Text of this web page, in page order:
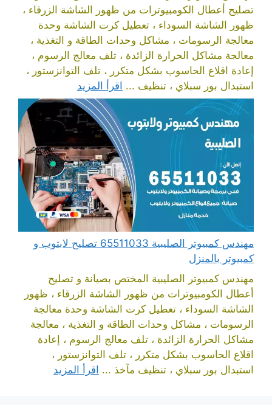
تصليح أعطال الكومبيوترات من ظهور الشاشة الزرقاء ،
ظهور الشاشة السوداء ، تعطيل كرت الشاشة وحدة
معالجة الرسومات ، مشاكل وحدات الطاقة و التغذية ،
معالجة مشاكل الحرارة الزائدة ، تلف معالج الرسوم ،
إعادة اقلاع الحاسوب بشكل متكرر ، تلف التوانزستور ،
استبدال بور سبلاي ، تنظيف ... اقرأ المزيد
مهندس كمبيوتر الصليبية 65511033 تصليح لابتوب و
كمبيوتر بالمنزل
مهندس كمبيوتر الصليبية المختص بصيانة و تصليح
أعطال الكومبيوترات من ظهور الشاشة الزرقاء ، ظهور
الشاشة السوداء ، تعطيل كرت الشاشة وحدة معالجة
الرسومات ، مشاكل وحدات الطاقة و التغذية ، معالجة
مشاكل الحرارة الزائدة ، تلف معالج الرسوم ، إعادة
اقلاع الحاسوب بشكل متكرر ، تلف التوانزستور ،
استبدال بور سبلاي ، تنظيف مآخذ ... اقرأ المزيد